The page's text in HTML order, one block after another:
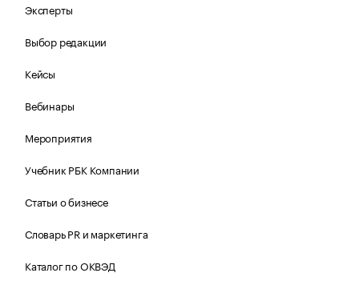
Эксперты
Выбор редакции
Кейсы
Вебинары
Мероприятия
Учебник РБК Компании
Статьи о бизнесе
Словарь PR и маркетинга
Каталог по ОКВЭД